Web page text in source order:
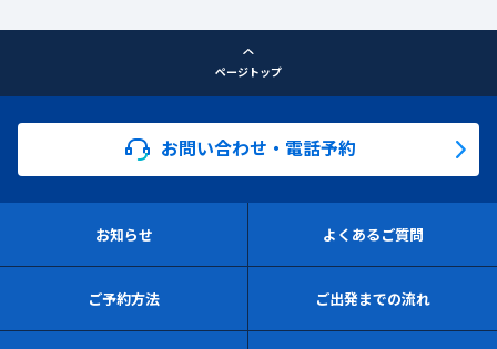
ページトップ
お問い合わせ・電話予約
お知らせ よくあるご質問
ご予約方法 ご出発までの流れ